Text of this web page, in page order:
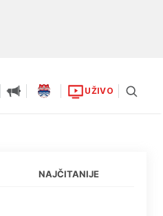
UŽIVO
NAJČITANIJE